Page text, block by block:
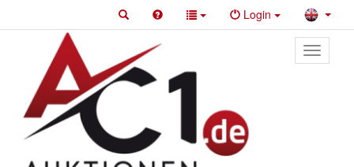
Login
Toggle
primary